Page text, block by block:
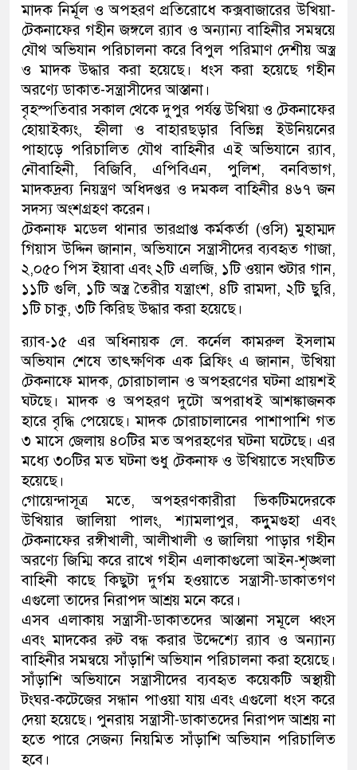
মাদক নির্মূল ও অপহরণ প্রতিরোধে কক্সবাজারের উখিয়া-
টেকনাফের গহীন জঙ্গলে র‌্যাব ও অন্যান্য বাহিনীর সমন্বয়ে
যৌথ অভিযান পরিচালনা করে বিপুল পরিমাণ দেশীয় অস্ত্র
ও মাদক উদ্ধার করা হয়েছে। ধংস করা হয়েছে গহীন
অরণ্যে ডাকাত-সন্ত্রাসীদের আস্তানা।
বৃহস্পতিবার সকাল থেকে দুপুর পর্যন্ত উখিয়া ও টেকনাফের
হোয়াইক্যং, হ্নীলা ও বাহারছড়ার বিভিন্ন ইউনিয়নের
পাহাড়ে পরিচালিত যৌথ বাহিনীর এই অভিযানে র‌্যাব,
নৌবাহিনী, বিজিবি, এপিবিএন, পুলিশ, বনবিভাগ,
মাদকদ্রব্য নিয়ন্ত্রণ অধিদপ্তর ও দমকল বাহিনীর ৪৬৭ জন
সদস্য অংশগ্রহণ করেন।
টেকনাফ মডেল থানার ভারপ্রাপ্ত কর্মকর্তা (ওসি) মুহাম্মদ
গিয়াস উদ্দিন জানান, অভিযানে সন্ত্রাসীদের ব্যবহৃত গাজা,
২,০৫০ পিস ইয়াবা এবং ২টি এলজি, ১টি ওয়ান শুটার গান,
১১টি গুলি, ১টি অস্ত্র তৈরীর যন্ত্রাংশ, ৪টি রামদা, ২টি ছুরি,
১টি চাকু, ৩টি কিরিছ উদ্ধার করা হয়েছে।
র‌্যাব-১৫ এর অধিনায়ক লে. কর্নেল কামরুল ইসলাম
অভিযান শেষে তাৎক্ষণিক এক ব্রিফিং এ জানান, উখিয়া
টেকনাফে মাদক, চোরাচালান ও অপহরণের ঘটনা প্রায়শই
ঘটছে। মাদক ও অপহরণ দুটো অপরাধই আশঙ্কাজনক
হারে বৃদ্ধি পেয়েছে। মাদক চোরাচালানের পাশাপাশি গত
৩ মাসে জেলায় ৪০টির মত অপরহণের ঘটনা ঘটেছে। এর
মধ্যে ৩০টির মত ঘটনা শুধু টেকনাফ ও উখিয়াতে সংঘটিত
হয়েছে।
গোয়েন্দাসূত্র মতে, অপহরণকারীরা ভিকটিমদেরকে
উখিয়ার জালিয়া পালং, শ্যামলাপুর, কদুুমগুহা এবং
টেকনাফের রঙ্গীখালী, আলীখালী ও জালিয়া পাড়ার গহীন
অরণ্যে জিম্মি করে রাখে গহীন এলাকাগুলো আইন-শৃঙ্খলা
বাহিনী কাছে কিছুটা দুর্গম হওয়াতে সন্ত্রাসী-ডাকাতগণ
এগুলো তাদের নিরাপদ আশ্রয় মনে করে।
এসব এলাকায় সন্ত্রাসী-ডাকাতদের আস্তানা সমূলে ধ্বংস
এবং মাদকের রুট বন্ধ করার উদ্দেশ্যে র‌্যাব ও অন্যান্য
বাহিনীর সমন্বয়ে সাঁড়াশি অভিযান পরিচালনা করা হয়েছে।
সাঁড়াশি অভিযানে সন্ত্রাসীদের ব্যবহৃত কয়েকটি অস্থায়ী
টংঘর-কটেজের সন্ধান পাওয়া যায় এবং এগুলো ধংস করে
দেয়া হয়েছে। পুনরায় সন্ত্রাসী-ডাকাতদের নিরাপদ আশ্রয় না
হতে পারে সেজন্য নিয়মিত সাঁড়াশি অভিযান পরিচালিত
হবে।